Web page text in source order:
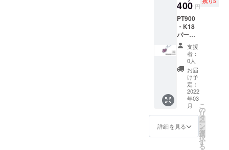
インが
好きか
円 備考
欄に記
載お願
いした
いこと
①購入
した理
由 ②ど
のよう
なデザ
インが
好きか
400 円
PT900
・K18
パープ
ルゴー
ルド・
イン
ゴット
のカケ
ラペン
ダント
K10
ネック
レス
0.50g以
上＜
チェー
支援
者：
0人
お届
け予
定：
2022
年03
月
詳細を見る
こ
の
リ
タ
ー
ン
を
選
択
す
る